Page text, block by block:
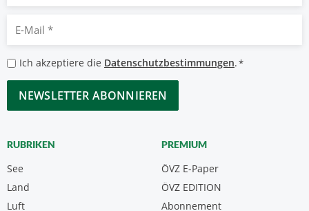
Mail
*
Datenschutzbestimmungen
*
Ich akzeptiere die Datenschutzbestimmungen.*
CAPTCHA
RUBRIKEN
See
Land
Luft
PREMIUM
ÖVZ E-Paper
Abonnement
ÖVZ EDITION